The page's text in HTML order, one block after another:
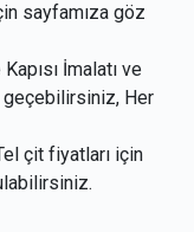
sayfamıza göz
İmalatı ve
geçebilirsiniz, Her
çit fiyatları için